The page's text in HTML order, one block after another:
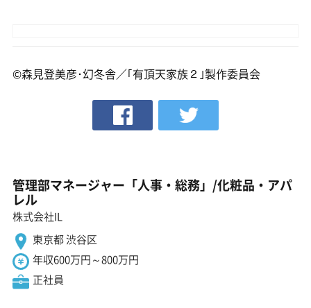
©森見登美彦･幻冬舎／｢有頂天家族２｣製作委員会
管理部マネージャー「人事・総務」/化粧品・アパ
レル
株式会社IL
東京都 渋谷区
年収600万円～800万円
正社員